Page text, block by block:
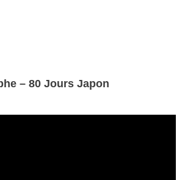
– 80 Jours Japon